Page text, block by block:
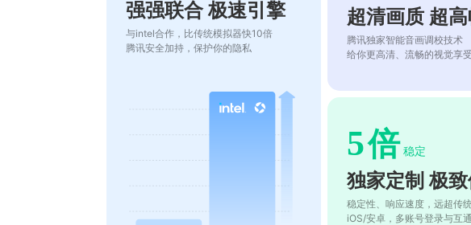
强强联合 极速引擎
与intel合作，比传统模拟器快10倍
腾讯安全加持，保护你的隐私
超清画质 超
腾讯独家智能音画调校技术
给你更高清、流畅的视觉享受
5倍 稳定
独家定制 极
稳定性、响应速度，远超传
iOS/安卓，多账号登录与互通